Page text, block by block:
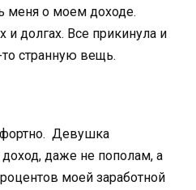
меня о моем доходе.
и долгах. Все прикинула и
странную вещь.
Девушка
даже не пополам, а
моей заработной